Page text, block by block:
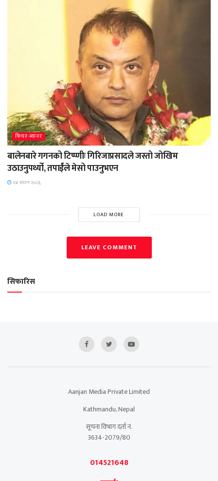
फिचर-ब्यानर
बालेनबारे गगनको टिप्प्णीः गिरिजाप्रसादले जस्तो जोखिम
उठाउनुपर्थ्यो, तपार्ईंले मेसो पाउनुभएन
२४ साउन २०८३,
LOAD MORE
LEAVE COMMENT
सिफारिस
Aanjan Media Private Limited
Kathmandu, Nepal
सूचना विभाग दर्ता नं.
3634-2079/80
014521648